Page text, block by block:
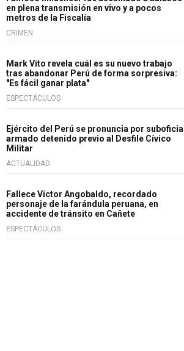
en plena transmisión en vivo y a pocos
metros de la Fiscalía
CRIMEN
Mark Vito revela cuál es su nuevo trabajo
tras abandonar Perú de forma sorpresiva:
"Es fácil ganar plata"
ESPECTÁCULOS
Ejército del Perú se pronuncia por suboficial
armado detenido previo al Desfile Cívico
Militar
ACTUALIDAD
Fallece Víctor Angobaldo, recordado
personaje de la farándula peruana, en
accidente de tránsito en Cañete
ESPECTÁCULOS